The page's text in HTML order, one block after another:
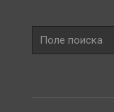
поиска